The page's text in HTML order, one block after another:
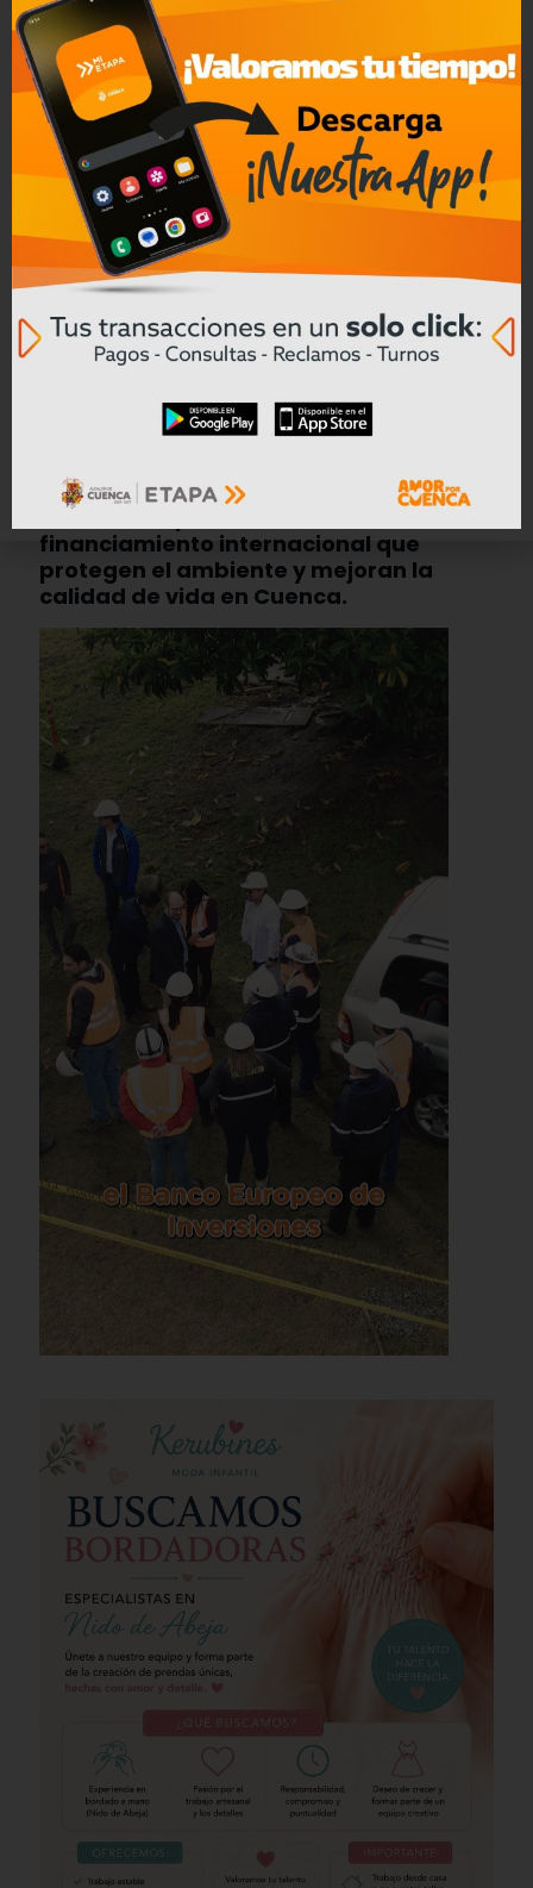
Convocatoria a Oferta Pública de
Bienes Muebles e Inmuebles – COAC
CREA en Liquidación
ETAPA EP impulsa obras con
financiamiento internacional que
protegen el ambiente y mejoran la
calidad de vida en Cuenca.